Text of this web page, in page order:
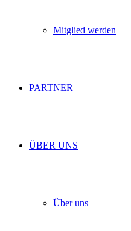
Mitglied werden
PARTNER
ÜBER UNS
Über uns